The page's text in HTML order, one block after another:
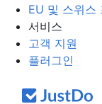
EU 및 스위스
서비스
고객 지원
플러그인